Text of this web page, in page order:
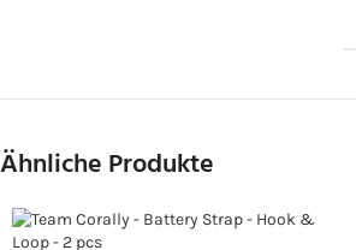
Ähnliche Produkte